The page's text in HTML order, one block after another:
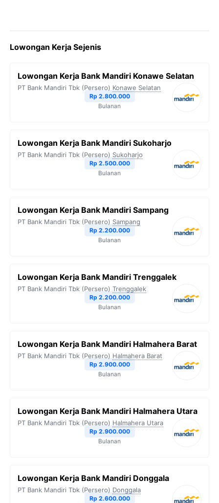
Lowongan Kerja Sejenis
Lowongan Kerja Bank Mandiri Konawe Selatan
PT Bank Mandiri Tbk (Persero) Konawe Selatan
Rp 2.800.000
Bulanan
Lowongan Kerja Bank Mandiri Sukoharjo
PT Bank Mandiri Tbk (Persero) Sukoharjo
Rp 2.500.000
Bulanan
Lowongan Kerja Bank Mandiri Sampang
PT Bank Mandiri Tbk (Persero) Sampang
Rp 2.200.000
Bulanan
Lowongan Kerja Bank Mandiri Trenggalek
PT Bank Mandiri Tbk (Persero) Trenggalek
Rp 2.200.000
Bulanan
Lowongan Kerja Bank Mandiri Halmahera Barat
PT Bank Mandiri Tbk (Persero) Halmahera Barat
Rp 2.900.000
Bulanan
Lowongan Kerja Bank Mandiri Halmahera Utara
PT Bank Mandiri Tbk (Persero) Halmahera Utara
Rp 2.900.000
Bulanan
Lowongan Kerja Bank Mandiri Donggala
PT Bank Mandiri Tbk (Persero) Donggala
Rp 2.600.000